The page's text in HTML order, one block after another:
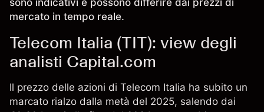
mercato in tempo reale.
Telecom Italia (TIT): view degli
analisti Capital.com
Il prezzo delle azioni di Telecom Italia ha subito un
marcato rialzo dalla metà del 2025, salendo dai